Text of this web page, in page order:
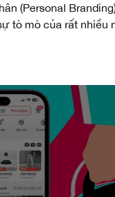
(Personal
tò mò của rất nhiều